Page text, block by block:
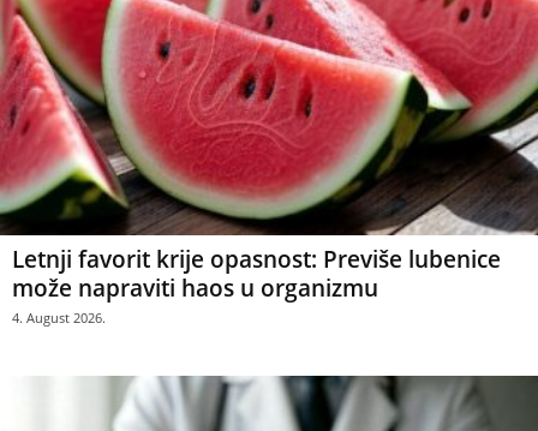
Letnji favorit krije opasnost: Previše lubenice
može napraviti haos u organizmu
4. August 2026.